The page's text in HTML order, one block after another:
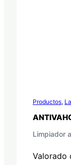
Productos,
Limpiador
Valorado